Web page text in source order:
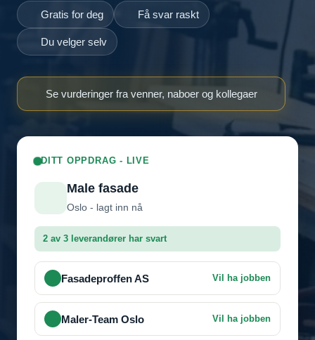
Gratis for deg Få svar raskt
Du velger selv
Se vurderinger fra venner, naboer og kollegaer
DITT OPPDRAG - LIVE
Male fasade
Oslo - lagt inn nå
2 av 3 leverandører har svart
Fasadeproffen AS Vil ha jobben
Maler-Team Oslo Vil ha jobben